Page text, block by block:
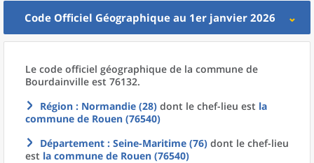
Code Officiel Géographique au 1er janvier 2026
Le code officiel géographique de la commune de
Bourdainville est 76132.
Région : Normandie (28) dont le chef-lieu est la
commune de Rouen (76540)
Département : Seine-Maritime (76) dont le chef-lieu
est la commune de Rouen (76540)